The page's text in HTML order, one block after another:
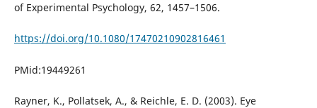
of Experimental Psychology, 62, 1457–1506.
https://doi.org/10.1080/17470210902816461
PMid:19449261
Rayner, K., Pollatsek, A., & Reichle, E. D. (2003). Eye